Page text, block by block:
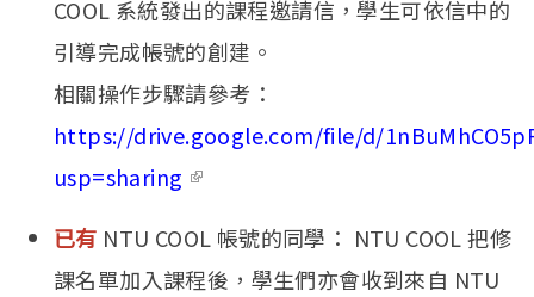
COOL 系統發出的課程邀請信，學生可依信中的
引導完成帳號的創建。
相關操作步驟請參考：
https://drive.google.com/file/d/
usp=sharing (link is external)
已有 NTU COOL 帳號的同學： NTU COOL 把修
課名單加入課程後，學生們亦會收到來自 NTU